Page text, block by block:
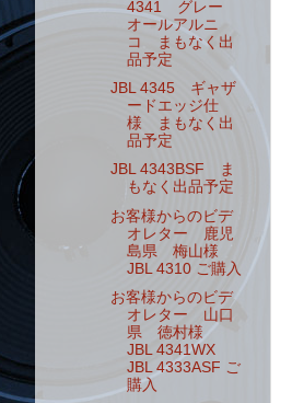
4341 グレー
オールアルニ
コ まもなく出
品予定
JBL 4345 ギャザ
ードエッジ仕
様 まもなく出
品予定
JBL 4343BSF ま
もなく出品予定
お客様からのビデ
オレター 鹿児
島県 梅山様
JBL 4310 ご購入
お客様からのビデ
オレター 山口
県 徳村様
JBL 4341WX
JBL 4333ASF ご
購入